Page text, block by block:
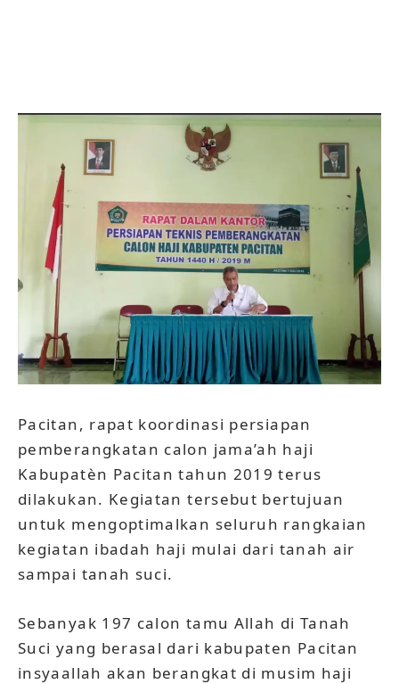
Pacitan, rapat koordinasi persiapan
pemberangkatan calon jama’ah haji
Kabupatèn Pacitan tahun 2019 terus
dilakukan. Kegiatan tersebut bertujuan
untuk mengoptimalkan seluruh rangkaian
kegiatan ibadah haji mulai dari tanah air
sampai tanah suci.
Sebanyak 197 calon tamu Allah di Tanah
Suci yang berasal dari kabupaten Pacitan
insyaallah akan berangkat di musim haji